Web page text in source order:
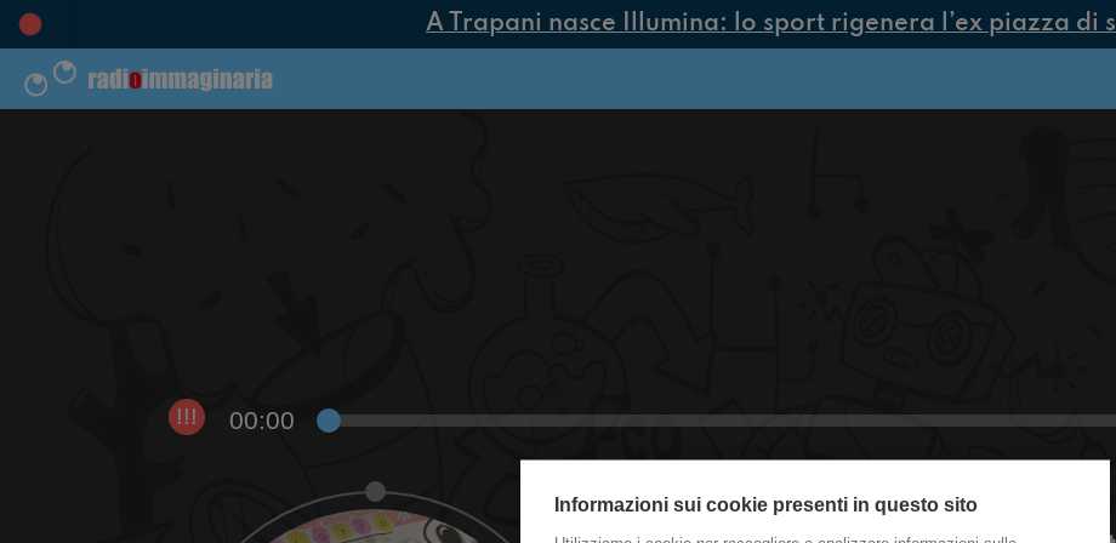
A Trapani nasce Illumina: lo sport rigenera l’ex piazza di
!!! 00:00
Informazioni sui cookie presenti in questo sito